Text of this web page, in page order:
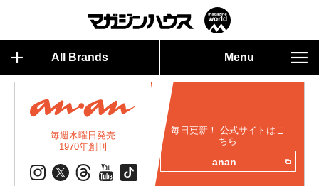
All Brands Menu
毎週水曜日発売
1970年創刊
毎日更新！ 公式サイトはこ
ちら
anan